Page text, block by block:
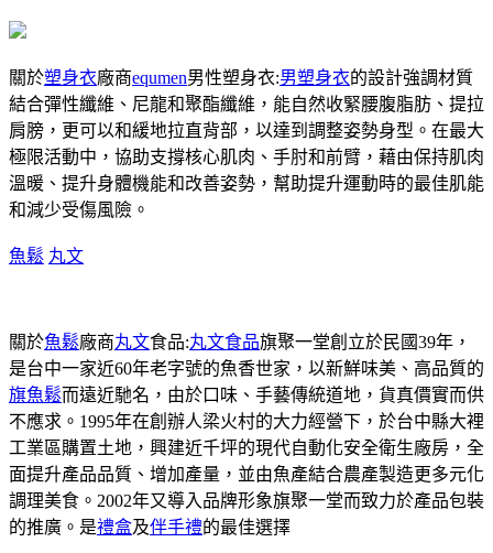
關於塑身衣廠商equmen男性塑身衣:男塑身衣的設計強調材質
結合彈性纖維、尼龍和聚酯纖維，能自然收緊腰腹脂肪、提拉
肩膀，更可以和緩地拉直背部，以達到調整姿勢身型。在最大
極限活動中，協助支撐核心肌肉、手肘和前臂，藉由保持肌肉
溫暖、提升身體機能和改善姿勢，幫助提升運動時的最佳肌能
和減少受傷風險。
魚鬆 丸文
關於魚鬆廠商丸文食品:丸文食品旗聚一堂創立於民國39年，
是台中一家近60年老字號的魚香世家，以新鮮味美、高品質的
旗魚鬆而遠近馳名，由於口味、手藝傳統道地，貨真價實而供
不應求。1995年在創辦人梁火村的大力經營下，於台中縣大裡
工業區購置土地，興建近千坪的現代自動化安全衛生廠房，全
面提升產品品質、增加產量，並由魚產結合農產製造更多元化
調理美食。2002年又導入品牌形象旗聚一堂而致力於產品包裝
的推廣。是禮盒及伴手禮的最佳選擇